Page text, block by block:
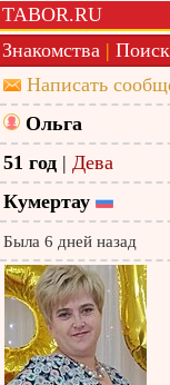
TABOR.RU
Знакомства |
Написать
Ольга
51 год | Дева
Кумертау
Была 6 дней назад